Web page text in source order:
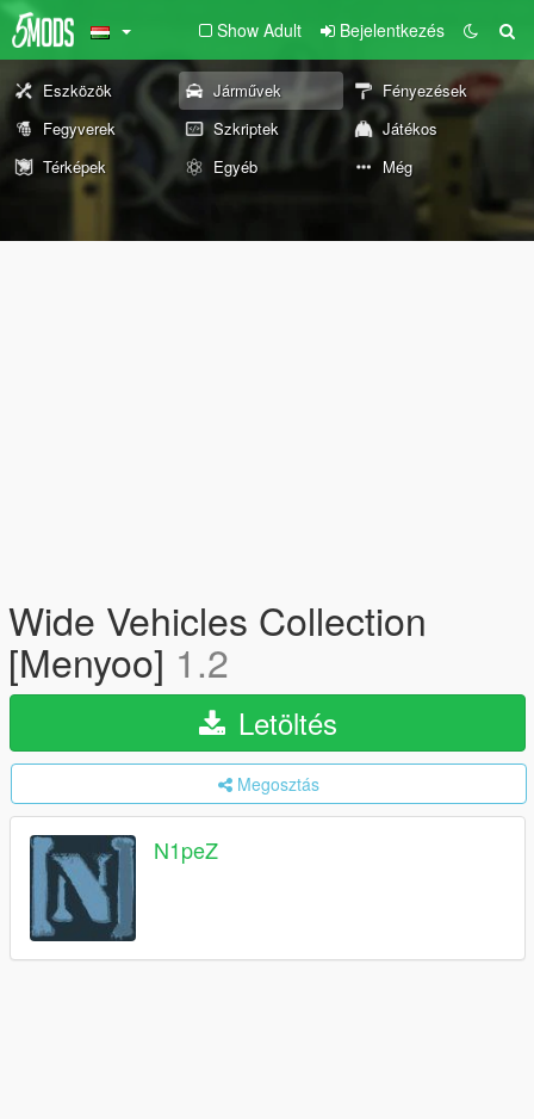
Show Adult Bejelentkezés
Eszközök Járművek
Fényezések
Fegyverek
Szkriptek
Játékos
Térképek
Egyéb Még
Wide Vehicles Collection
[Menyoo] 1.2
Letöltés
Megosztás
N1peZ